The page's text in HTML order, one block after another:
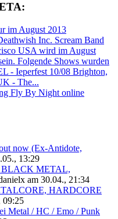
im August 2013
Inc. Scream Band
USA wird im August
Folgende Shows wurden
- Ieperfest 10/08 Brighton,
- The...
Fly By Night online
now (Ex-Antidote,
13:29
METAL,
am 30.04., 21:34
HARDCORE
09:25
Metal / HC / Emo / Punk